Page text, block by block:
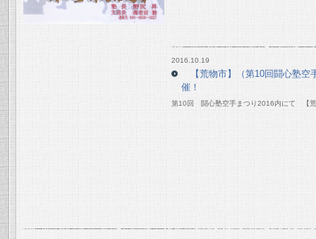
2016.10.19
【荒物市】（第10回闘心塾空
催！
第10回 闘心塾空手まつり2016内にて 【荒